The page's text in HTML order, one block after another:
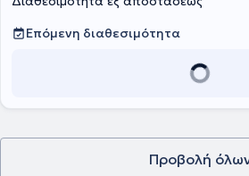
Επόμενη διαθεσιμότητα
Προβολή